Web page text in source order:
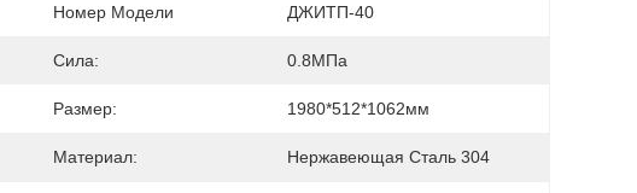
Номер Модели ДЖИТП-40
Сила: 0.8МПа
Размер: 1980*512*1062мм
Материал: Нержавеющая Сталь 304